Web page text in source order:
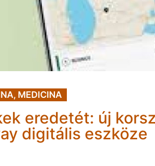
, MEDICINA
eredetét: új
digitális eszköze